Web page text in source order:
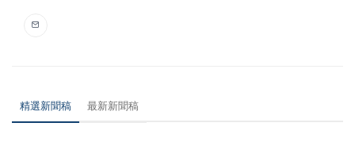
精選新聞稿 最新新聞稿